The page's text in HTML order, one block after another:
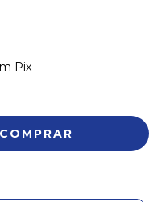
Pix